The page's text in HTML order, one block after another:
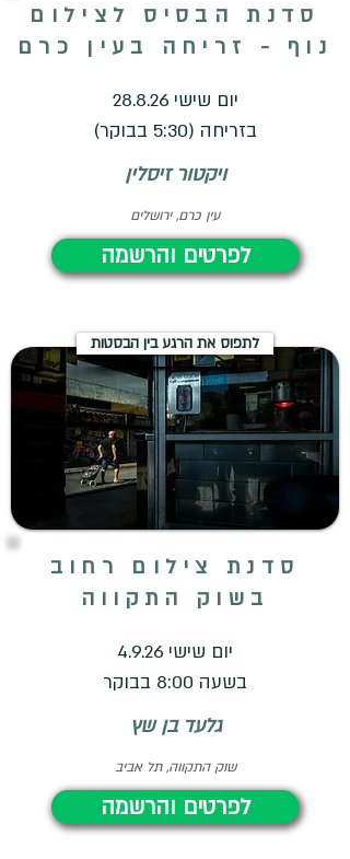
סדנת הבסיס לצילום
נוף - זריחה בעין כרם
יום שישי 28.8.26
בזריחה (5:30 בבוקר)
ויקטור זיסלין
עין כרם, ירושלים
לפרטים והרשמה
לתפוס את הרגע בין הבסטות
סדנת צילום רחוב
בשוק התקווה
יום שישי 4.9.26
בשעה 8:00 בבוקר
גלעד בן שץ
שוק התקווה, תל אביב
לפרטים והרשמה